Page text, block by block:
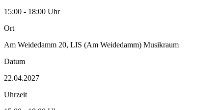
15:00 - 18:00 Uhr
Ort
Am Weidedamm 20, LIS (Am Weidedamm) Musikraum
Datum
22.04.2027
Uhrzeit